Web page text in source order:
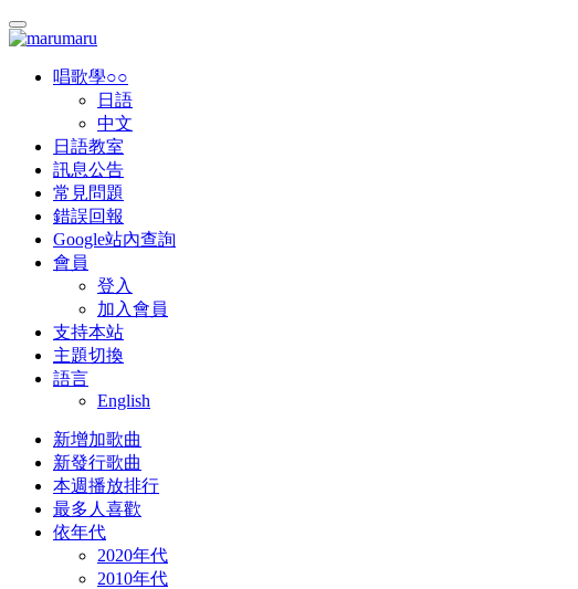
唱歌學○○
日語
中文
日語教室
訊息公告
常見問題
錯誤回報
Google站內查詢
會員
登入
加入會員
支持本站
主題切換
語言
English
新增加歌曲
新發行歌曲
本週播放排行
最多人喜歡
依年代
2020年代
2010年代